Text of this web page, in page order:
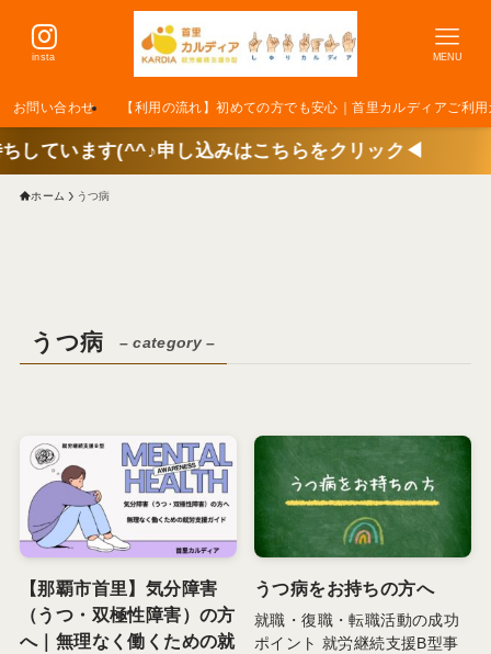
insta MENU
お問い合わせ 【利用の流れ】初めての方でも安心｜首里カルディアご利
(^^♪申し込みはこちらをクリック◀
ホーム うつ病
うつ病 – category –
【那覇市首里】気分障害
（うつ・双極性障害）の方
へ｜無理なく働くための就
うつ病をお持ちの方へ
就職・復職・転職活動の成功
ポイント 就労継続支援B型事